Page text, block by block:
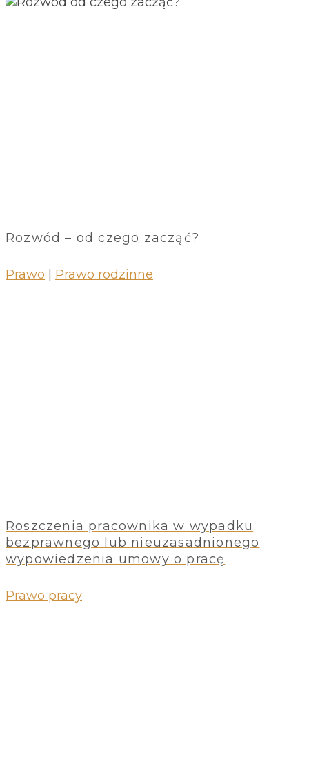
Rozwód – od czego zacząć?
Prawo | Prawo rodzinne
Roszczenia pracownika w wypadku
bezprawnego lub nieuzasadnionego
wypowiedzenia umowy o pracę
Prawo pracy